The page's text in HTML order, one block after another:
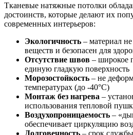
Тканевые натяжные потолки
достоинств, которые делают их
современных интерьеров:
Экологичность – материал
веществ и безопасен для
Отсутствие швов – широкое
единую гладкую поверхность
Морозостойкость – не
температурах (до -40°C)
Монтаж без нагрева –
использования тепловой
Воздухопроницаемость –
обеспечивает циркуляцию
Долговечность – срок